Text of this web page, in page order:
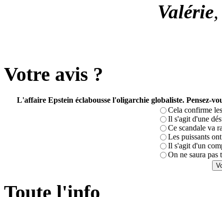
Valérie
Votre avis ?
L'affaire Epstein éclabousse l'oligarchie globaliste. Pensez-
Cela confirme
Il s'agit d'une
Ce scandale va
Les puissants
Il s'agit d'un
On ne saura pas
Toute l'info